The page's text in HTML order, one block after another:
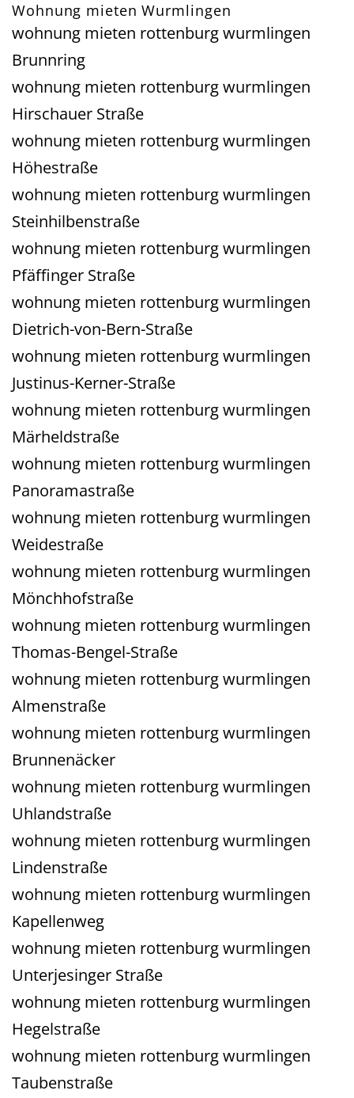
Wohnung mieten Wurmlingen
wohnung mieten rottenburg wurmlingen
Brunnring
wohnung mieten rottenburg wurmlingen
Hirschauer Straße
wohnung mieten rottenburg wurmlingen
Höhestraße
wohnung mieten rottenburg wurmlingen
Steinhilbenstraße
wohnung mieten rottenburg wurmlingen
Pfäffinger Straße
wohnung mieten rottenburg wurmlingen
Dietrich-von-Bern-Straße
wohnung mieten rottenburg wurmlingen
Justinus-Kerner-Straße
wohnung mieten rottenburg wurmlingen
Märheldstraße
wohnung mieten rottenburg wurmlingen
Panoramastraße
wohnung mieten rottenburg wurmlingen
Weidestraße
wohnung mieten rottenburg wurmlingen
Mönchhofstraße
wohnung mieten rottenburg wurmlingen
Thomas-Bengel-Straße
wohnung mieten rottenburg wurmlingen
Almenstraße
wohnung mieten rottenburg wurmlingen
Brunnenäcker
wohnung mieten rottenburg wurmlingen
Uhlandstraße
wohnung mieten rottenburg wurmlingen
Lindenstraße
wohnung mieten rottenburg wurmlingen
Kapellenweg
wohnung mieten rottenburg wurmlingen
Unterjesinger Straße
wohnung mieten rottenburg wurmlingen
Hegelstraße
wohnung mieten rottenburg wurmlingen
Taubenstraße